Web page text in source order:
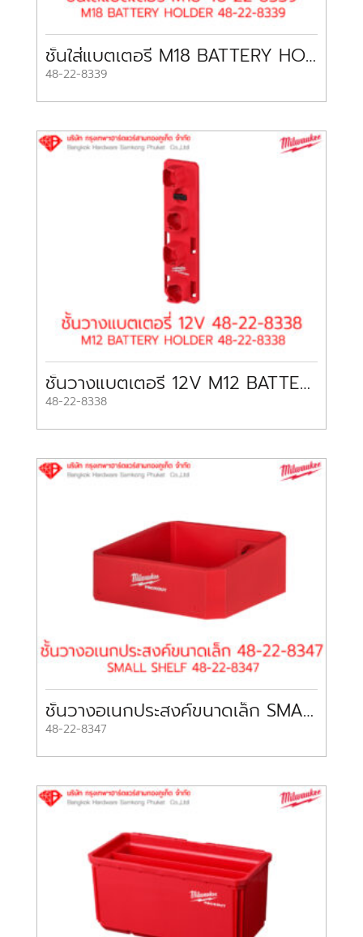
ชั้นใส่แบตเตอรี่ M18 BATTERY HOLDER 48-22-8339 MILWAUKEE
48-22-8339
ชั้นวางแบตเตอรี่ 12V M12 BATTERY HOLDER 48-22-8338 MILWAUKEE
48-22-8338
ชั้นวางอเนกประสงค์ขนาดเล็ก SMALL SHELF 48-22-8347 MILWAUKEE
48-22-8347